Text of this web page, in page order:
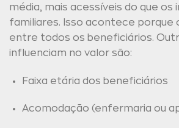
média, mais acessíveis do que os
familiares. Isso acontece porque
entre todos os beneficiários.
influenciam no valor são:
Faixa etária dos beneficiários
Acomodação (enfermaria ou